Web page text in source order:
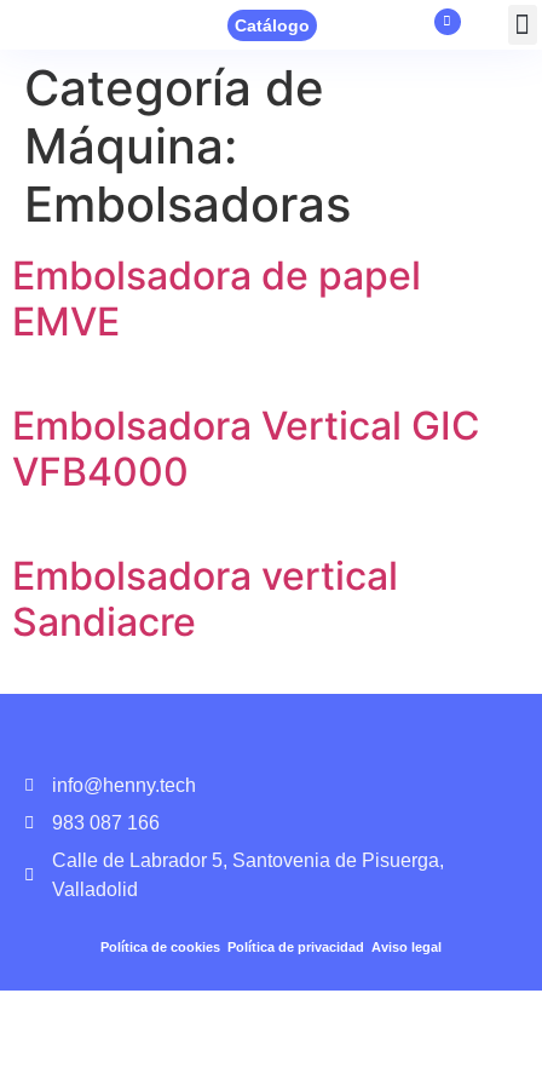
Catálogo
Categoría de
Máquina:
Embolsadoras
Embolsadora de papel
EMVE
Embolsadora Vertical GIC
VFB4000
Embolsadora vertical
Sandiacre
info@henny.tech
983 087 166
Calle de Labrador 5, Santovenia de Pisuerga,
Valladolid
Política de cookies Política de privacidad Aviso legal